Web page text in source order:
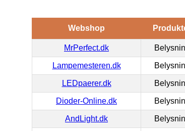
Webshop
MrPerfect.dk
Lampemesteren.dk
LEDpaerer.dk
Dioder-Online.dk
AndLight.dk